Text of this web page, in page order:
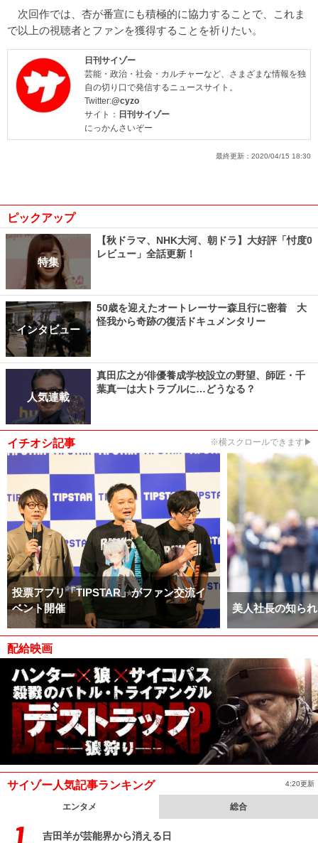
次回作では、杏が番宣にも積極的に協力することで、これま
で以上の視聴者とファンを獲得することを祈りたい。
日刊サイゾー
芸能・政治・社会・カルチャーなど、さまざまな情報を独
自の切り口で発信するニュースサイト。
Twitter:@cyzo
サイト： 日刊サイゾー
にっかんさいぞー
最終更新： 2020/04/15 18:30
ピックアップ
特集
【秋ドラマ、NHK大河、朝ドラ】大好評「忖度0
レビュー」全話更新！
インタビュー
50歳を迎えたオートレーサー森且行に密着 大
怪我から奇跡の復活ドキュメンタリー
人気連載
真田広之が俳優養成学校設立の野望、師匠・千
葉真一は大トラブルに…どうなる？
イチオシ記事 ※横スクロールできます▶
投票アプリ「TIPSTAR」がファン交流イ
ベント開催
美人社長の知ら
配給映画
サイゾー人気記事ランキング 4:20更新
エンタメ 総合
吉田羊が芸能界から消える日